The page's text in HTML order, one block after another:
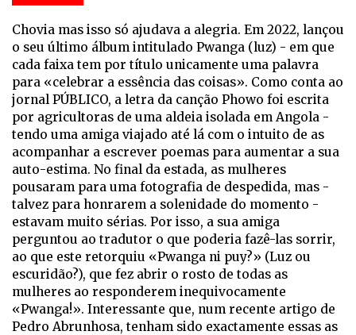
Chovia mas isso só ajudava a alegria. Em 2022, lançou
o seu último álbum intitulado Pwanga (luz) - em que
cada faixa tem por título unicamente uma palavra
para «celebrar a essência das coisas». Como conta ao
jornal PÚBLICO, a letra da canção Phowo foi escrita
por agricultoras de uma aldeia isolada em Angola -
tendo uma amiga viajado até lá com o intuito de as
acompanhar a escrever poemas para aumentar a sua
auto-estima. No final da estada, as mulheres
pousaram para uma fotografia de despedida, mas -
talvez para honrarem a solenidade do momento -
estavam muito sérias. Por isso, a sua amiga
perguntou ao tradutor o que poderia fazê-las sorrir,
ao que este retorquiu «Pwanga ni puy?» (Luz ou
escuridão?), que fez abrir o rosto de todas as
mulheres ao responderem inequivocamente
«Pwanga!». Interessante que, num recente artigo de
Pedro Abrunhosa, tenham sido exactamente essas as